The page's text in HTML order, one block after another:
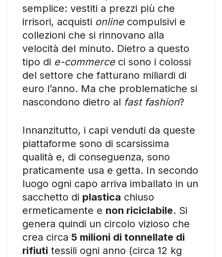
semplice: vestiti a prezzi più che
irrisori, acquisti onlinecompulsivi e
collezioni che si rinnovano alla
velocità del minuto. Dietro a questo
tipo di e-commerceci sono i colossi
del settore che fatturano miliardi di
euro l’anno. Ma che problematiche si
nascondono dietro al fast fashion?
Innanzitutto, i capi venduti da queste
piattaforme sono di scarsissima
qualità e, di conseguenza, sono
praticamente usa e getta. In secondo
luogo ogni capo arriva imballato in un
sacchetto di plastica chiuso
ermeticamente e non riciclabile. Si
genera quindi un circolo vizioso che
crea circa 5 milioni di tonnellate di
rifiuti tessili ogni anno (circa 12 kg